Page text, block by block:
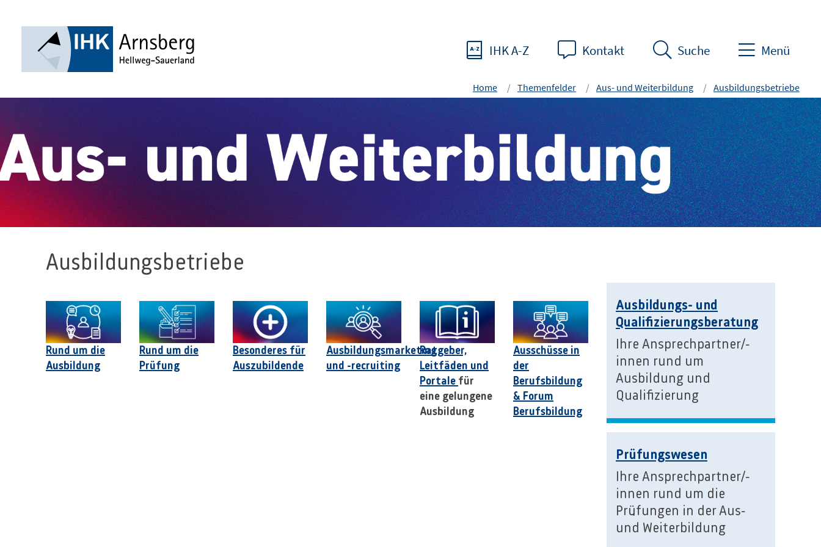
IHK A-Z Kontakt Suche Menü
Home Themenfelder Aus- und Weiterbildung Ausbildungsbetriebe
Ausbildungsbetriebe
Rund um die
Ausbildung
Rund um die
Prüfung
Besonderes für
Auszubildende
Ausbildungsmarketing
und -recruiting
Ratgeber,
Leitfäden und
Portale für
eine gelungene
Ausbildung
Ausschüsse in
der
Berufsbildung
& Forum
Berufsbildung
Ausbildungs- und
Qualifizierungsberatung
Ihre Ansprechpartner/-
innen rund um
Ausbildung und
Qualifizierung
Prüfungswesen
Ihre Ansprechpartner/-
innen rund um die
Prüfungen in der Aus-
und Weiterbildung